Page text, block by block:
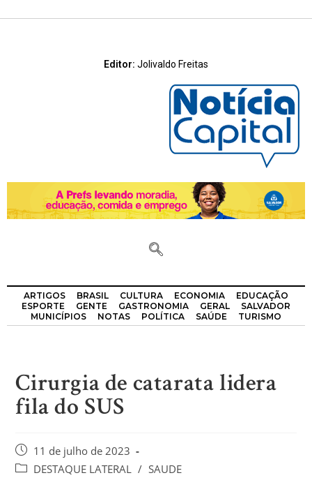
Editor: Jolivaldo Freitas
ARTIGOS BRASIL CULTURA ECONOMIA
EDUCAÇÃO
ESPORTE
GENTE GASTRONOMIA GERAL
SALVADOR
MUNICÍPIOS
NOTAS POLÍTICA SAÚDE TURISMO
Cirurgia de catarata lidera
fila do SUS
11 de julho de 2023
DESTAQUE LATERAL / SAUDE